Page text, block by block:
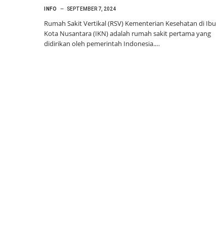
INFO SEPTEMBER 7, 2024
Rumah Sakit Vertikal (RSV) Kementerian Kesehatan di Ibu
Kota Nusantara (IKN) adalah rumah sakit pertama yang
didirikan oleh pemerintah Indonesia.…